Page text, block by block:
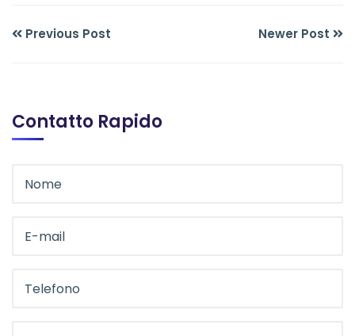
Previous Post Newer Post
Contatto Rapido